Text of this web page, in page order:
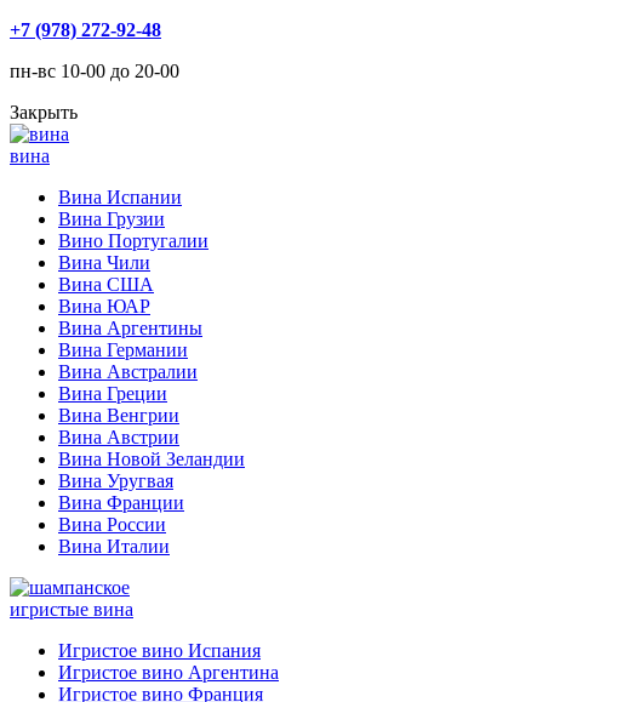
+7 (978) 272-92-48
пн-вс 10-00 до 20-00
Закрыть
вина
Вина Испании
Вина Грузии
Вино Португалии
Вина Чили
Вина США
Вина ЮАР
Вина Аргентины
Вина Германии
Вина Австралии
Вина Греции
Вина Венгрии
Вина Австрии
Вина Новой Зеландии
Вина Уругвая
Вина Франции
Вина России
Вина Италии
игристые вина
Игристое вино Испания
Игристое вино Аргентина
Игристое вино Франция